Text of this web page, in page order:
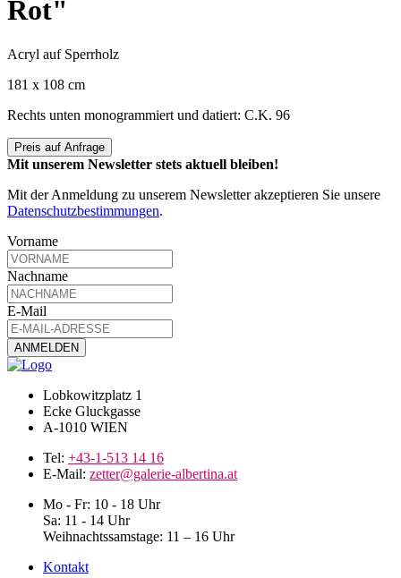
Rot"
Acryl auf Sperrholz
181 x 108 cm
Rechts unten monogrammiert und datiert: C.K. 96
Preis auf Anfrage
Mit unserem Newsletter stets aktuell bleiben!
Mit der Anmeldung zu unserem Newsletter akzeptieren Sie unsere
Datenschutzbestimmungen.
Vorname
Nachname
E-Mail
Lobkowitzplatz 1
Ecke Gluckgasse
A-1010 WIEN
Tel: +43-1-513 14 16
E-Mail: zetter@galerie-albertina.at
Mo - Fr: 10 - 18 Uhr
Sa: 11 - 14 Uhr
Weihnachtssamstage: 11 – 16 Uhr
Kontakt